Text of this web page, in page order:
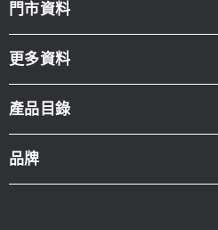
門市資料
更多資料
產品目錄
品牌